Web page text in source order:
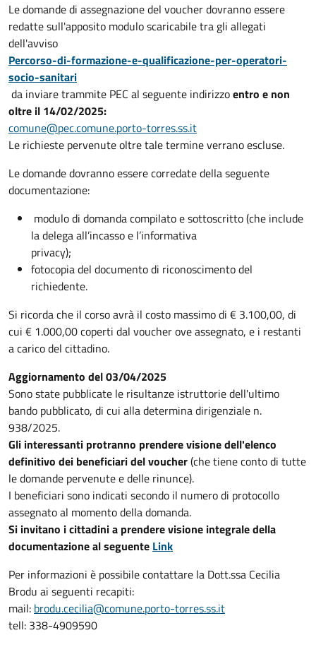
Le domande di assegnazione del voucher dovranno essere
redatte sull'apposito modulo scaricabile tra gli allegati
dell'avviso
Percorso-di-formazione-e-qualificazione-per-operatori-
socio-sanitari
da inviare trammite PEC al seguente indirizzoentro e non
oltre il 14/02/2025:
comune@pec.comune.porto-torres.ss.it
Le richieste pervenute oltre tale termine verrano escluse.
Le domande dovranno essere corredate della seguente
documentazione:
modulo di domanda compilato e sottoscritto (che include
la delega all’incasso e l’informativa
privacy);
fotocopia del documento di riconoscimento del
richiedente.
Si ricorda che il corso avrà il costo massimo di € 3.100,00, di
cui € 1.000,00 coperti dal voucher ove assegnato, e i restanti
a carico del cittadino.
Aggiornamento del 03/04/2025
Sono state pubblicate le risultanze istruttorie dell'ultimo
bando pubblicato, di cui alla determina dirigenziale n.
938/2025.
Gli interessanti protranno prendere visione dell'elenco
definitivo dei beneficiari del voucher(che tiene conto di tutte
le domande pervenute e delle rinunce).
I beneficiari sono indicati secondo il numero di protocollo
assegnato al momento della domanda.
Si invitano i cittadini a prendere visione integrale della
documentazione al seguente Link
Per informazioni è possibile contattare la Dott.ssa Cecilia
Brodu ai seguenti recapiti:
mail: brodu.cecilia@comune.porto-torres.ss.it
tell: 338-4909590